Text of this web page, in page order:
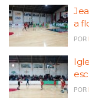
a
POR
POR